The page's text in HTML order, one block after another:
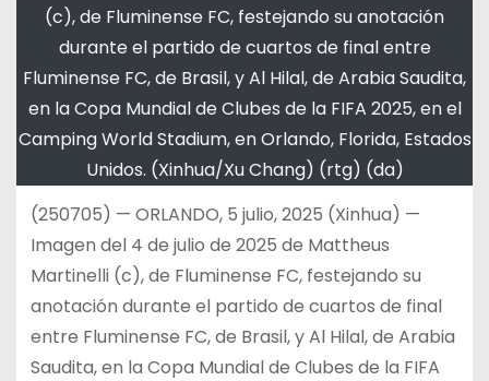
(c), de Fluminense FC, festejando su anotación
durante el partido de cuartos de final entre
Fluminense FC, de Brasil, y Al Hilal, de Arabia Saudita,
en la Copa Mundial de Clubes de la FIFA 2025, en el
Camping World Stadium, en Orlando, Florida, Estados
Unidos. (Xinhua/Xu Chang) (rtg) (da)
(250705) — ORLANDO, 5 julio, 2025 (Xinhua) —
Imagen del 4 de julio de 2025 de Mattheus
Martinelli (c), de Fluminense FC, festejando su
anotación durante el partido de cuartos de final
entre Fluminense FC, de Brasil, y Al Hilal, de Arabia
Saudita, en la Copa Mundial de Clubes de la FIFA